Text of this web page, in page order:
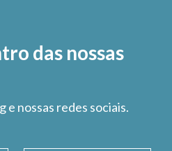
das nossas
e nossas redes sociais.